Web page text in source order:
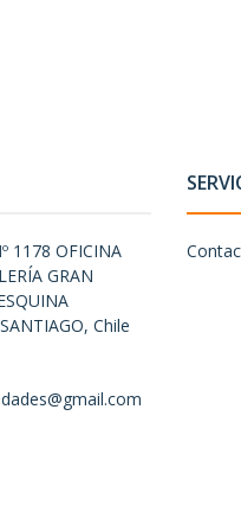
1178 OFICINA
GRAN
Chile